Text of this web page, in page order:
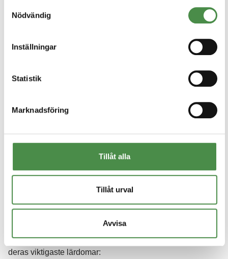
Nödvändig
Inställningar
Statistik
Marknadsföring
Tillåt alla
Tillåt urval
Avvisa
Kommer vi inte ha någon brukarkontakt längre? Det var en
av de första reaktionerna när Anna Mohd, enhetschef i
Marks kommun, introduceradeBoetför sin personalgrupp.
Ungefär hälften var skeptiska. Några trodde aldrig att det
skulle fungera. Idag kan ingen i samma personalgrupp
På vårt webbinarium tillsammans med Marks kommun
enhetschef i Marks kommun, med sig av sina erfarenheter
av att introducera Boet för personal och brukare. Här är
deras viktigaste lärdomar: